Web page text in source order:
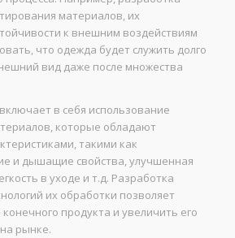
материалов, их
к внешним воздействиям
что одежда будет служить долго
вид даже после множества
в себя использование
которые обладают
такими как
и дышащие свойства, улучшенная
в уходе и т.д. Разработка
их обработки позволяет
продукта и увеличить его
рынке.